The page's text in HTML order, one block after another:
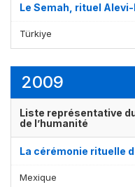
Le Semah, rituel
Türkiye
2009
Liste représentative
de l’humanité
La cérémonie rituelle
Mexique